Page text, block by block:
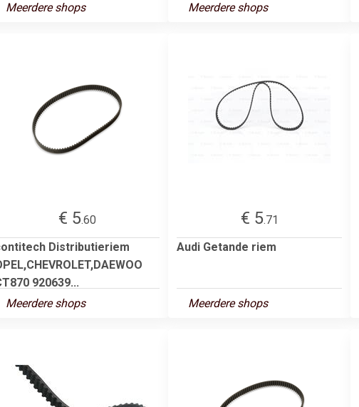
Meerdere shops
Meerdere shops
€ 5.60
Distributieriem
920639...
Meerdere shops
€ 5.71
Audi Getande riem
Meerdere shops